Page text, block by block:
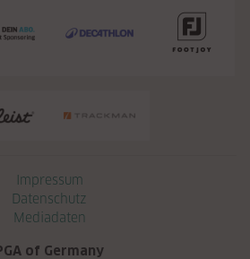
Impressum
Datenschutz
Mediadaten
of Germany